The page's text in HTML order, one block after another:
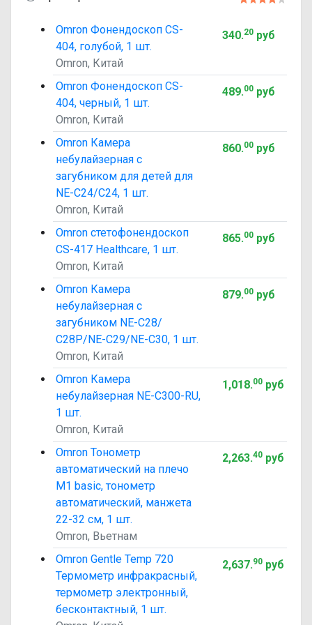
Omron Фонендоскоп CS-
404, голубой, 1 шт.
Omron, Китай
340.20руб
Omron Фонендоскоп CS-
404, черный, 1 шт.
Omron, Китай
489.00руб
Omron Камера
небулайзерная с
загубником для детей для
NE-С24/C24, 1 шт.
Omron, Китай
860.00руб
Omron стетофонендоскоп
CS-417 Healthcare, 1 шт.
Omron, Китай
865.00руб
Omron Камера
небулайзерная с
загубником NE-С28/
С28P/NE-С29/NE-С30, 1 шт.
Omron, Китай
879.00руб
Omron Камера
небулайзерная NE-С300-RU,
1 шт.
Omron, Китай
1,018.00руб
Omron Тонометр
автоматический на плечо
M1 basic, тонометр
автоматический, манжета
22-32 см, 1 шт.
Omron, Вьетнам
2,263.40руб
Omron Gentle Temp 720
Термометр инфракрасный,
термометр электронный,
бесконтактный, 1 шт.
2,637.90руб